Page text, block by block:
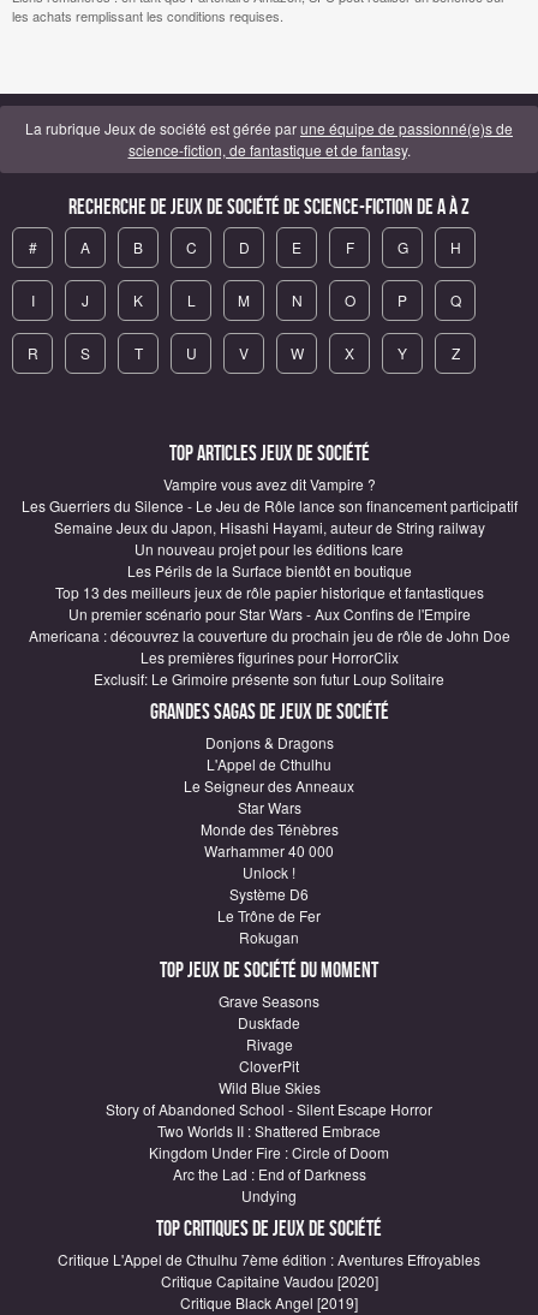
les achats remplissant les conditions requises.
La rubrique Jeux de société est gérée parune équipe de passionné(e)s de
science-fiction, de fantastique et de fantasy.
Recherche de Jeux de société de science-fiction de A à Z
# A B C D E F G H
I J K L M N O P Q
R S T U V W X Y Z
Top articles Jeux de société
Vampire vous avez dit Vampire ?
Les Guerriers du Silence - Le Jeu de Rôle lance son financement participatif
Semaine Jeux du Japon, Hisashi Hayami, auteur de String railway
Un nouveau projet pour les éditions Icare
Les Périls de la Surface bientôt en boutique
Top 13 des meilleurs jeux de rôle papier historique et fantastiques
Un premier scénario pour Star Wars - Aux Confins de l'Empire
Americana : découvrez la couverture du prochain jeu de rôle de John Doe
Les premières figurines pour HorrorClix
Exclusif: Le Grimoire présente son futur Loup Solitaire
Grandes sagas de Jeux de société
Donjons & Dragons
L'Appel de Cthulhu
Le Seigneur des Anneaux
Star Wars
Monde des Ténèbres
Warhammer 40 000
Unlock !
Système D6
Le Trône de Fer
Rokugan
Top Jeux de société du moment
Grave Seasons
Duskfade
Rivage
CloverPit
Wild Blue Skies
Story of Abandoned School - Silent Escape Horror
Two Worlds II : Shattered Embrace
Kingdom Under Fire : Circle of Doom
Arc the Lad : End of Darkness
Undying
Top critiques de Jeux de société
Critique L'Appel de Cthulhu 7ème édition : Aventures Effroyables
Critique Capitaine Vaudou [2020]
Critique Black Angel [2019]